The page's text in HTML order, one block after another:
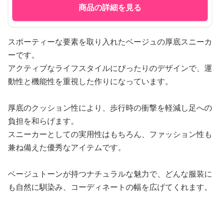
商品の詳細を見る
スポーティーな要素を取り入れたベージュの厚底スニーカ
ーです。
アクティブなライフスタイルにぴったりのデザインで、運
動性と機能性を重視した作りになっています。
厚底のクッション性により、歩行時の衝撃を軽減し足への
負担を和らげます。
スニーカーとしての実用性はもちろん、ファッション性も
兼ね備えた優秀なアイテムです。
ベージュトーンが持つナチュラルな魅力で、どんな服装に
も自然に馴染み、コーディネートの幅を広げてくれます。